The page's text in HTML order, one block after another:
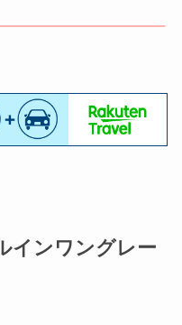
インワングレー